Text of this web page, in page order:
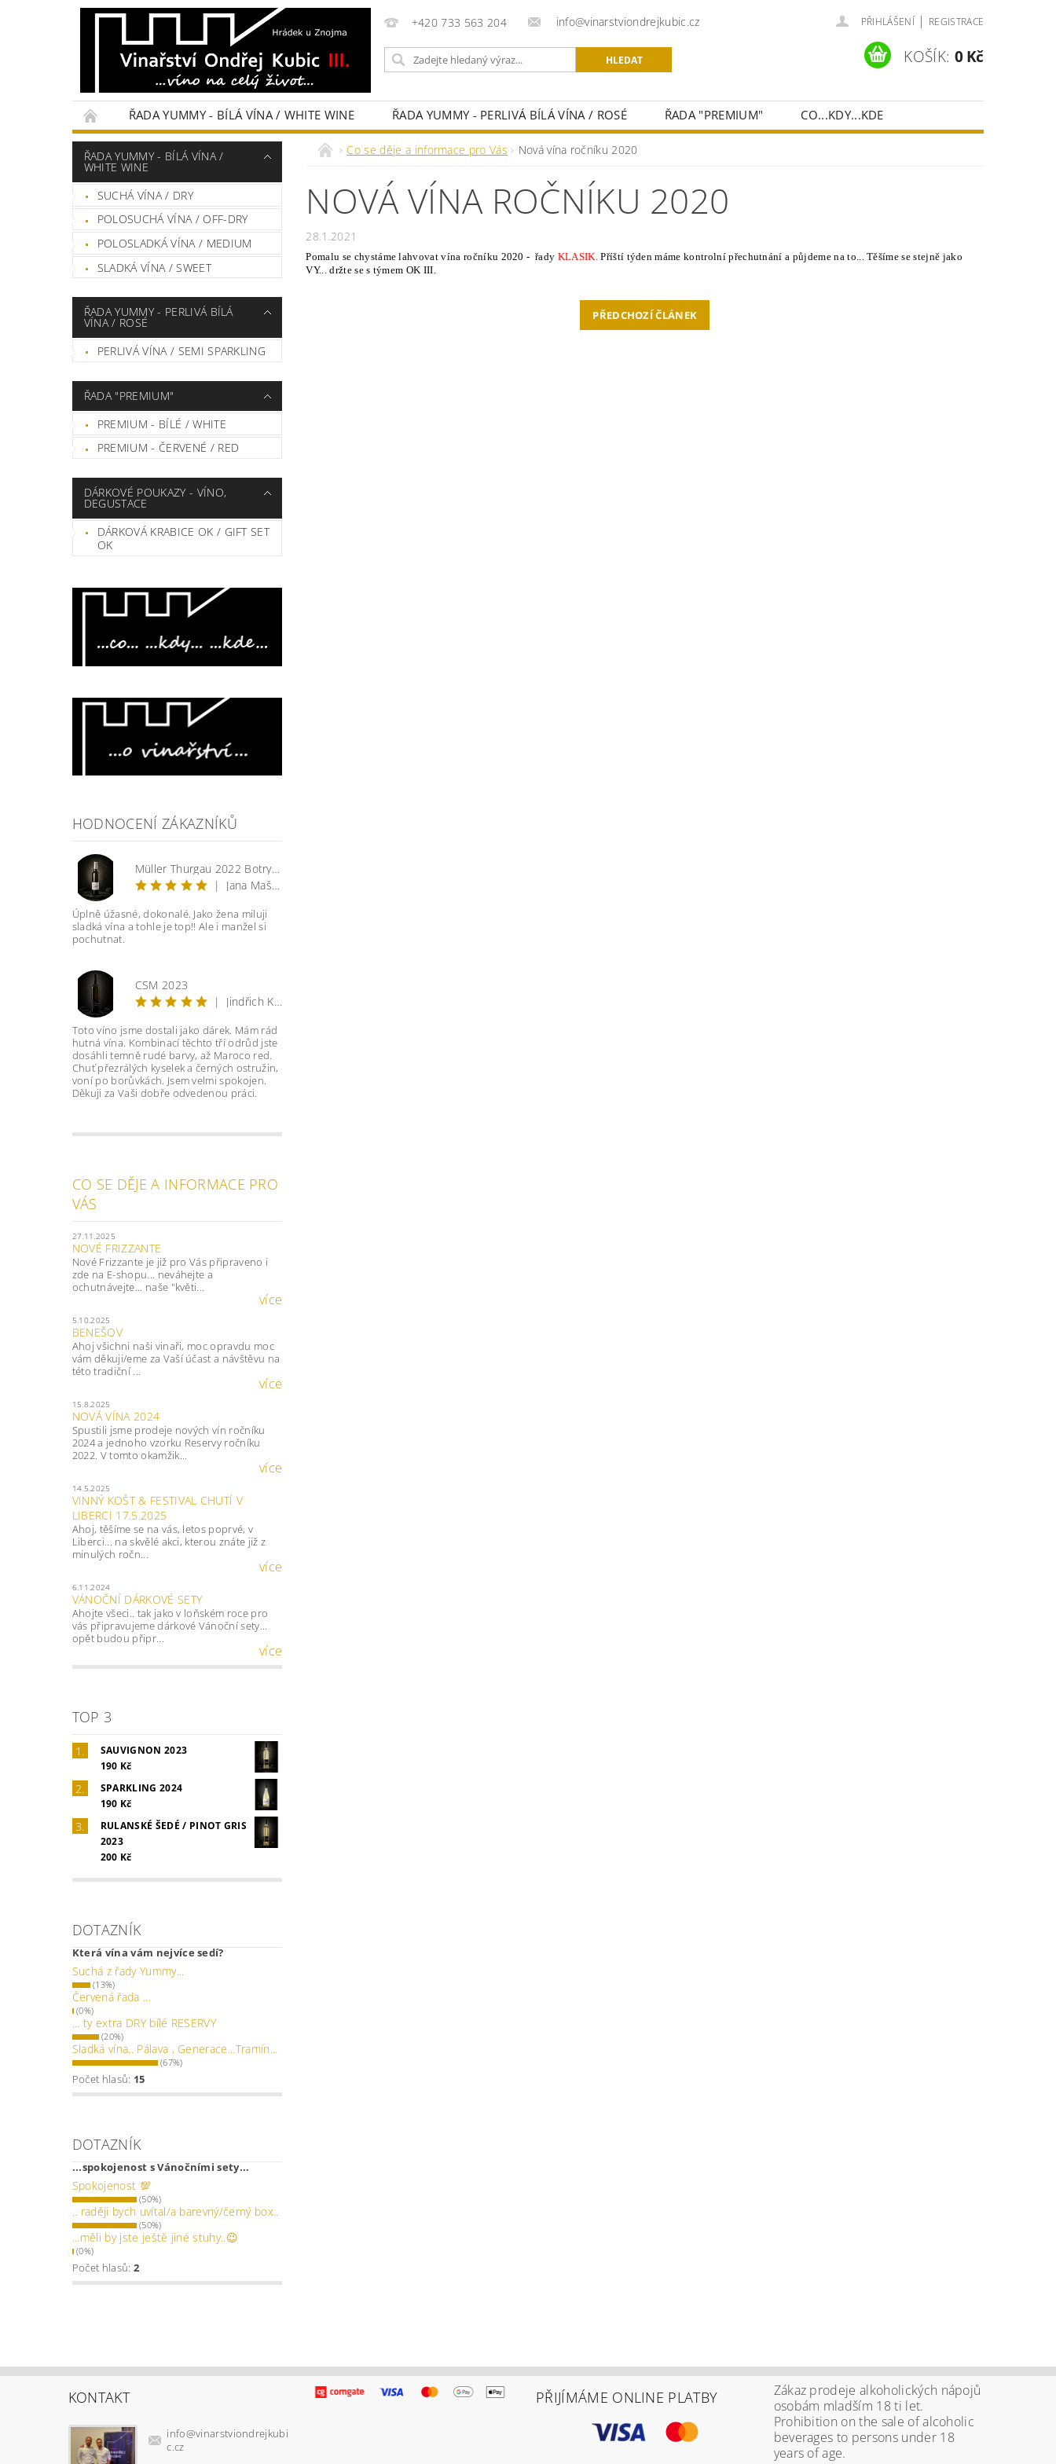
+420 733 563 204 info@vinarstviondrejkubic.cz PŘIHLÁŠENÍ | REGISTRACE
KOŠÍK: 0 Kč
ŘADA YUMMY - BÍLÁ VÍNA / WHITE WINE ŘADA YUMMY - PERLIVÁ BÍLÁ VÍNA / ROSÉ ŘADA "PREMIUM"
CO...KDY...KDE
… O VINAŘSTVÍ…
CENÍK HODNOCENÍ OBCHODU NAPIŠTE NÁM
ŘADA YUMMY - BÍLÁ VÍNA /
WHITE WINE
SUCHÁ VÍNA / DRY
POLOSUCHÁ VÍNA / OFF-DRY
POLOSLADKÁ VÍNA / MEDIUM
SLADKÁ VÍNA / SWEET
ŘADA YUMMY - PERLIVÁ BÍLÁ
VÍNA / ROSÉ
PERLIVÁ VÍNA / SEMI SPARKLING
ŘADA "PREMIUM"
PREMIUM - BÍLÉ / WHITE
PREMIUM - ČERVENÉ / RED
DÁRKOVÉ POUKAZY - VÍNO,
DEGUSTACE
DÁRKOVÁ KRABICE OK / GIFT SET
OK
HODNOCENÍ ZÁKAZNÍKŮ
Müller Thurgau 2022 Botrytis
|
Jana Mašková
Úplně úžasné, dokonalé. Jako žena miluji
sladká vína a tohle je top!! Ale i manžel si
pochutnat.
CSM 2023
|
Jindřich Knobloch
Toto víno jsme dostali jako dárek. Mám rád
hutná vína. Kombinací těchto tří odrůd jste
dosáhli temně rudé barvy, až Maroco red.
Chuť přezrálých kyselek a černých ostružin,
voní po borůvkách. Jsem velmi spokojen.
Děkuji za Vaši dobře odvedenou práci.
CO SE DĚJE A INFORMACE PRO
VÁS
27.11.2025
NOVÉ FRIZZANTE
Nové Frizzante je již pro Vás připraveno i
zde na E-shopu... neváhejte a
ochutnávejte... naše "květi...
více
5.10.2025
BENEŠOV
Ahoj všichni naši vinaři, moc opravdu moc
vám děkuji/eme za Vaší účast a návštěvu na
této tradiční ...
více
15.8.2025
NOVÁ VÍNA 2024
Spustili jsme prodeje nových vín ročníku
2024 a jednoho vzorku Reservy ročníku
2022. V tomto okamžik...
více
14.5.2025
VINNÝ KOŠT & FESTIVAL CHUTÍ V
LIBERCI 17.5.2025
Ahoj, těšíme se na vás, letos poprvé, v
Liberci... na skvělé akci, kterou znáte již z
minulých ročn...
více
6.11.2024
VÁNOČNÍ DÁRKOVÉ SETY
Ahojte všeci.. tak jako v loňském roce pro
vás připravujeme dárkové Vánoční sety...
opět budou připr...
více
TOP 3
SAUVIGNON 2023
190 Kč
SPARKLING 2024
190 Kč
RULANSKÉ ŠEDÉ / PINOT GRIS
2023
200 Kč
DOTAZNÍK
Která vína vám nejvíce sedí?
Suchá z řady Yummy...
(13%)
Červená řada ...
(0%)
... ty extra DRY bílé RESERVY
(20%)
Sladká vína.. Pálava , Generace...Tramín...
(67%)
Počet hlasů: 15
DOTAZNÍK
...spokojenost s Vánočními sety...
Spokojenost 💯
(50%)
.. raději bych uvítal/a barevný/černý box..
(50%)
...měli by jste ještě jiné stuhy..😉
(0%)
Počet hlasů: 2
Co se děje a informace pro Vás Nová vína ročníku 2020
NOVÁ VÍNA ROČNÍKU 2020
28.1.2021
Pomalu se chystáme lahvovat vína ročníku 2020 - řady KLASIK.Příští týden máme kontrolní přechutnání a půjdeme na to... Těšíme se stejně jako
VY... držte se s týmem OK III.
PŘEDCHOZÍ ČLÁNEK
KONTAKT
info@vinarstviondrejkubi
c.cz
PŘIJÍMÁME ONLINE PLATBY
Zákaz prodeje alkoholických nápojů
osobám mladším 18 ti let.
Prohibition on the sale of alcoholic
beverages to persons under 18
years of age.